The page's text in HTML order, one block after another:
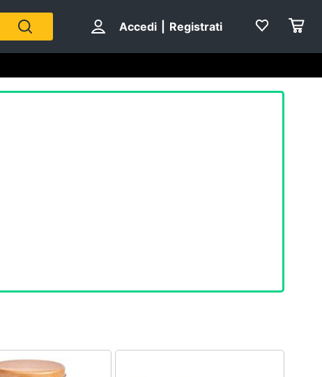
Accedi Registrati